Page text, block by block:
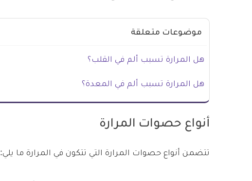
موضوعات متعلقة
هل المرارة تسبب ألم في القلب؟
هل المرارة تسبب ألم في المعدة؟
أنواع حصوات المرارة
تتضمن أنواع حصوات المرارة التي تتكون في المرارة ما يلي: